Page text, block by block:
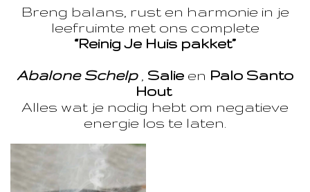
Breng balans, rust en harmonie in je
leefruimte met ons complete
“Reinig Je Huis pakket”
Abalone Schelp, Salie en Palo Santo
Hout
Alles wat je nodig hebt om negatieve
energie los te laten.